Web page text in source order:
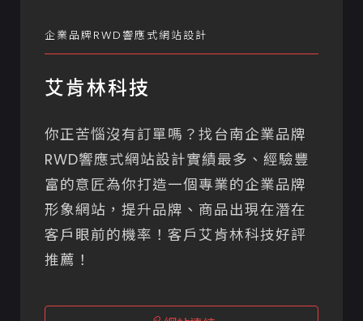
企業品牌RWD響應式網站設計
艾肯林科技
你正苦惱沒有訂單嗎？找台南企業品牌
RWD響應式網站設計實績最多、經驗豐
富的意匠為你打造一個專業的企業品牌
形象網站，提升品牌、商品出現在潛在
客戶眼前的機率！客戶艾肯林科技好評
推薦！